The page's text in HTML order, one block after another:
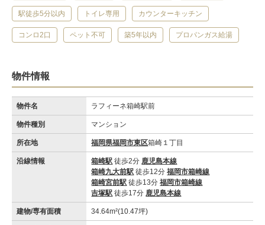
駅徒歩5分以内 トイレ専用 カウンターキッチン
コンロ2口 ペット不可 築5年以内 プロパンガス給湯
物件情報
物件名 ラフィーネ箱崎駅前
物件種別 マンション
所在地 福岡県福岡市東区箱崎１丁目
沿線情報 箱崎駅 徒歩2分 鹿児島本線
箱崎九大前駅 徒歩12分福岡市箱崎線
箱崎宮前駅 徒歩13分福岡市箱崎線
吉塚駅 徒歩17分 鹿児島本線
建物/専有面積 34.64m²(10.47坪)